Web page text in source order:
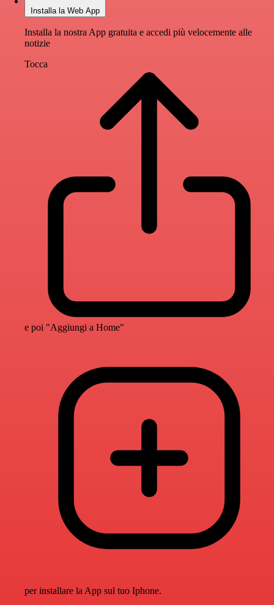
Installa la Web App
Installa la nostra App gratuita e accedi più velocemente alle
notizie
Tocca
e poi "Aggiungi a Home"
per installare la App sul tuo Iphone.